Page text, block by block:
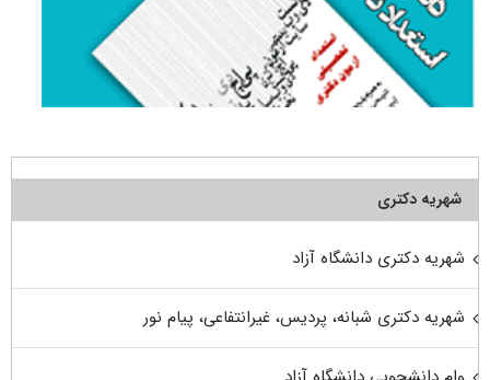
شهریه دکتری
شهریه دکتری دانشگاه آزاد
شهریه دکتری شبانه، پردیس، غیرانتفاعی، پیام نور